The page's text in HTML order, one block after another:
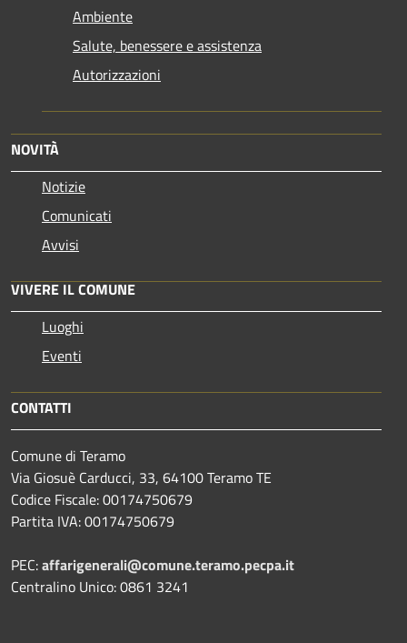
Ambiente
Salute, benessere e assistenza
Autorizzazioni
NOVITÀ
Notizie
Comunicati
Avvisi
VIVERE IL COMUNE
Luoghi
Eventi
CONTATTI
Comune di Teramo
Via Giosuè Carducci, 33, 64100 Teramo TE
Codice Fiscale: 00174750679
Partita IVA: 00174750679
PEC:affarigenerali@comune.teramo.pecpa.it
Centralino Unico: 0861 3241